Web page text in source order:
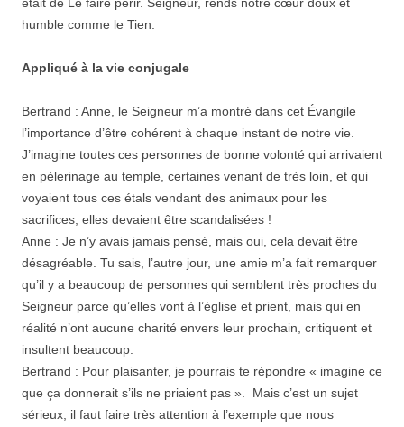
humble comme le Tien.
Appliqué à la vie conjugale
Bertrand : Anne, le Seigneur m’a montré dans cet Évangile
l’importance d’être cohérent à chaque instant de notre vie.
J’imagine toutes ces personnes de bonne volonté qui arrivaient
en pèlerinage au temple, certaines venant de très loin, et qui
voyaient tous ces étals vendant des animaux pour les
sacrifices, elles devaient être scandalisées !
Anne : Je n’y avais jamais pensé, mais oui, cela devait être
désagréable. Tu sais, l’autre jour, une amie m’a fait remarquer
qu’il y a beaucoup de personnes qui semblent très proches du
Seigneur parce qu’elles vont à l’église et prient, mais qui en
réalité n’ont aucune charité envers leur prochain, critiquent et
insultent beaucoup.
Bertrand : Pour plaisanter, je pourrais te répondre « imagine ce
que ça donnerait s’ils ne priaient pas ». Mais c’est un sujet
sérieux, il faut faire très attention à l’exemple que nous